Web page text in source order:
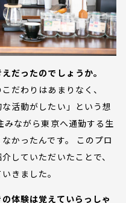
だったのでしょうか。
だわりはあまりなく、
活動がしたい」という想
みながら東京へ通勤する生
かったんです。 このプロ
していただいたことで、
きました。
体験は覚えていらっしゃ